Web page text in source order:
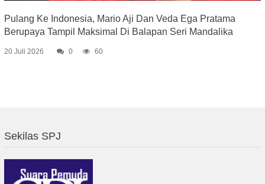
Pulang Ke Indonesia, Mario Aji Dan Veda Ega Pratama
Berupaya Tampil Maksimal Di Balapan Seri Mandalika
20 Juli 2026 0 60
Sekilas SPJ